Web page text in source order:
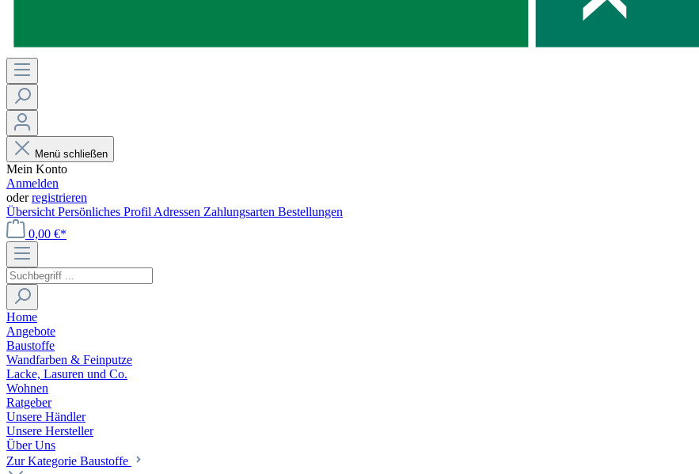
Menü schließen
Mein Konto
Anmelden
oderregistrieren
Übersicht Persönliches Profil Adressen Zahlungsarten Bestellungen
0,00 €*
Home
Angebote
Baustoffe
Wandfarben & Feinputze
Lacke, Lasuren und Co.
Wohnen
Ratgeber
Unsere Händler
Unsere Hersteller
Über Uns
Zur Kategorie Baustoffe